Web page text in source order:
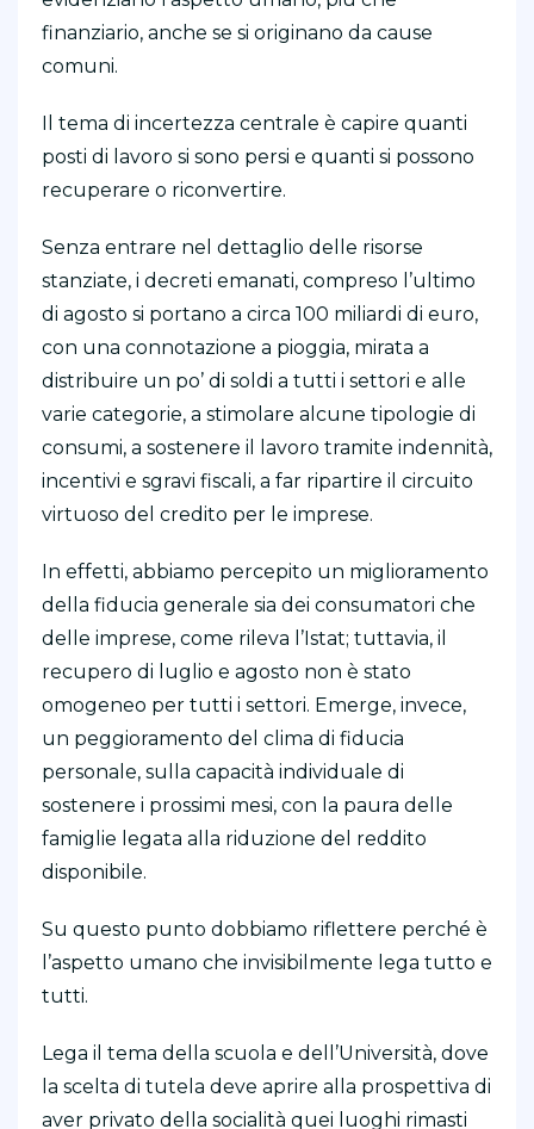
finanziario, anche se si originano da cause
comuni.
Il tema di incertezza centrale è capire quanti
posti di lavoro si sono persi e quanti si possono
recuperare o riconvertire.
Senza entrare nel dettaglio delle risorse
stanziate, i decreti emanati, compreso l’ultimo
di agosto si portano a circa 100 miliardi di euro,
con una connotazione a pioggia, mirata a
distribuire un po’ di soldi a tutti i settori e alle
varie categorie, a stimolare alcune tipologie di
consumi, a sostenere il lavoro tramite indennità,
incentivi e sgravi fiscali, a far ripartire il circuito
virtuoso del credito per le imprese.
In effetti, abbiamo percepito un miglioramento
della fiducia generale sia dei consumatori che
delle imprese, come rileva l’Istat; tuttavia, il
recupero di luglio e agosto non è stato
omogeneo per tutti i settori. Emerge, invece,
un peggioramento del clima di fiducia
personale, sulla capacità individuale di
sostenere i prossimi mesi, con la paura delle
famiglie legata alla riduzione del reddito
disponibile.
Su questo punto dobbiamo riflettere perché è
l’aspetto umano che invisibilmente lega tutto e
tutti.
Lega il tema della scuola e dell’Università, dove
la scelta di tutela deve aprire alla prospettiva di
aver privato della socialità quei luoghi rimasti